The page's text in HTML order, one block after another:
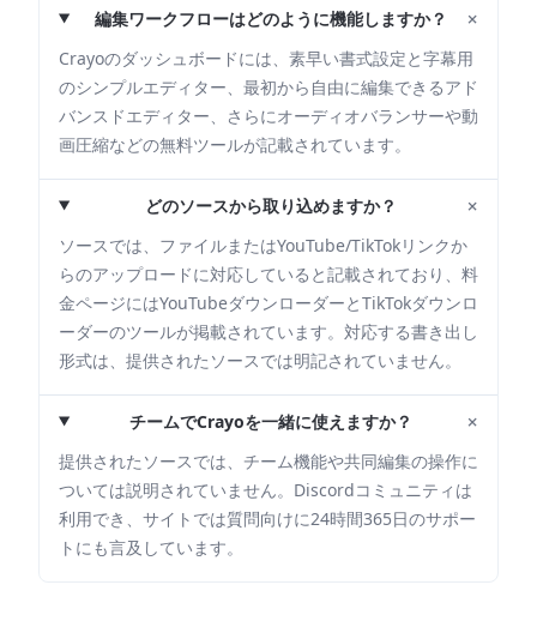
編集ワークフローはどのように機能しますか？ +
Crayoのダッシュボードには、素早い書式設定と字幕用
のシンプルエディター、最初から自由に編集できるアド
バンスドエディター、さらにオーディオバランサーや動
画圧縮などの無料ツールが記載されています。
どのソースから取り込めますか？ +
ソースでは、ファイルまたはYouTube/TikTokリンクか
らのアップロードに対応していると記載されており、料
金ページにはYouTubeダウンローダーとTikTokダウンロ
ーダーのツールが掲載されています。対応する書き出し
形式は、提供されたソースでは明記されていません。
チームでCrayoを一緒に使えますか？ +
提供されたソースでは、チーム機能や共同編集の操作に
ついては説明されていません。Discordコミュニティは
利用でき、サイトでは質問向けに24時間365日のサポー
トにも言及しています。